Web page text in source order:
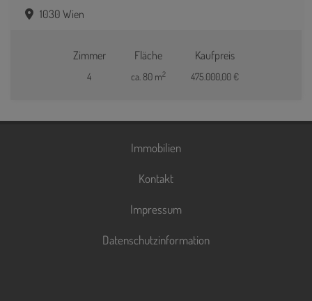
1030 Wien
Zimmer
4
Fläche
ca. 80 m2
Kaufpreis
475.000,00 €
Immobilien
Kontakt
Impressum
Datenschutzinformation